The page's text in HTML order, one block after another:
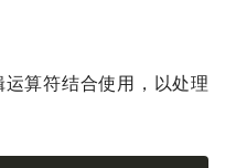
算符结合使用，以处理